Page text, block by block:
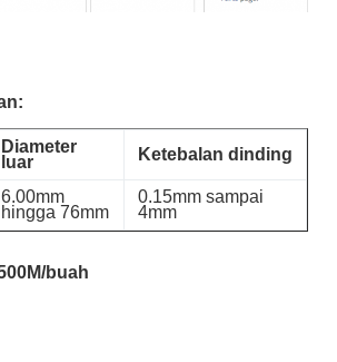
Diameter
luar
Ketebalan dinding
6.00mm
hingga 76mm
0.15mm sampai
4mm
buah